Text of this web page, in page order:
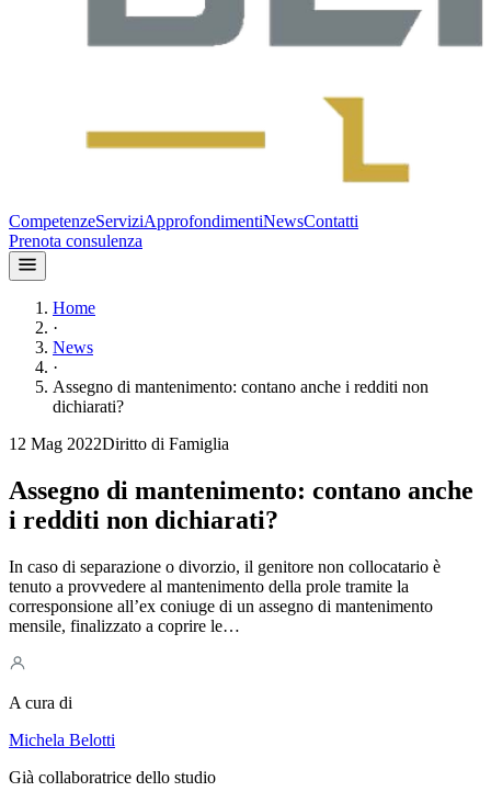
CompetenzeServiziApprofondimentiNewsContatti
Prenota consulenza
Home
·
News
·
Assegno di mantenimento: contano anche i redditi non
dichiarati?
12 Mag 2022Diritto di Famiglia
Assegno di mantenimento: contano anche
i redditi non dichiarati?
In caso di separazione o divorzio, il genitore non collocatario è
tenuto a provvedere al mantenimento della prole tramite la
corresponsione all’ex coniuge di un assegno di mantenimento
mensile, finalizzato a coprire le…
A cura di
Michela Belotti
Già collaboratrice dello studio